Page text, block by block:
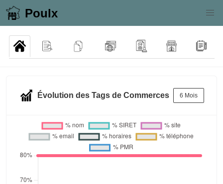
Poulx
Évolution des Tags de Commerces 6 Mois